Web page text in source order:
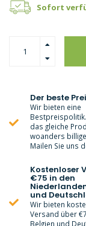
Sofort
Der beste
Wir bieten eine
das gleiche
woanders
Mailen Sie uns
Kostenloser
€75 in den
und
Wir bieten
Versand über
Belgien und